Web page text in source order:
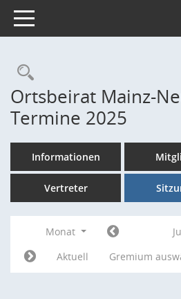
Toggle navigation
Rechercheauswahl
Ortsbeirat Mainz-
Termine 2025
Informationen
Vertreter
Monat
Aktuell
Gremium